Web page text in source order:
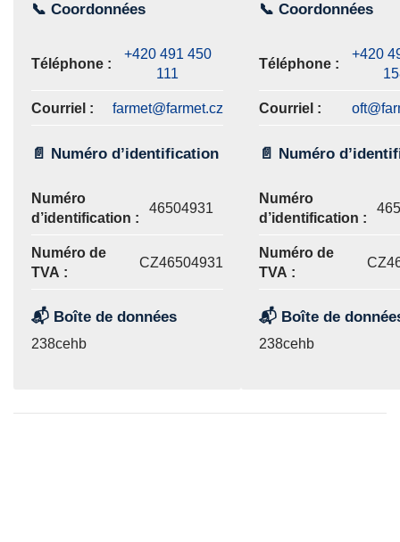
📞 Coordonnées
Téléphone :
+420 491 450
111
Courriel : farmet@farmet.cz
📄 Numéro d’identification
Numéro
d’identification :
46504931
Numéro de
TVA :
CZ46504931
📬 Boîte de données
238cehb
📞 Coordonnées
Téléphone :
+420
Courriel :
📄 Numéro
Numéro
d’identification :
Numéro de
TVA :
📬 Boîte de
238cehb